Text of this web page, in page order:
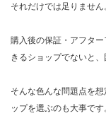
それだけでは足りません
購入後の保証・アフタ
きるショップでないと、
そんな色んな問題点を
ップを選ぶのも大事です